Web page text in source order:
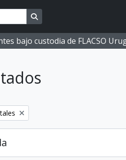
bajo custodia de FLACSO